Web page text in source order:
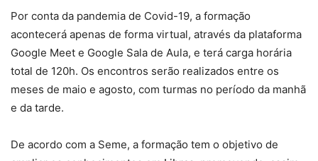
Por conta da pandemia de Covid-19, a formação
acontecerá apenas de forma virtual, através da plataforma
Google Meet e Google Sala de Aula, e terá carga horária
total de 120h. Os encontros serão realizados entre os
meses de maio e agosto, com turmas no período da manhã
e da tarde.
De acordo com a Seme, a formação tem o objetivo de